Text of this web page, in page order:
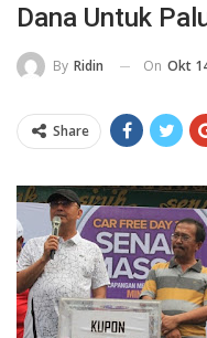
Dana Untuk
By Ridin On Okt
Share